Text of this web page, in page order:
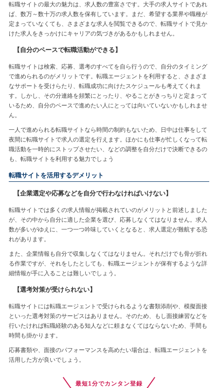
転職サイトの最大の魅力は、求人数の豊富さです。大手の求人サイトであれ
ば、数万～数十万の求人数を保有しています。まだ、希望する業界や職種が
定まっていなくても、さまざまな求人を閲覧できるので、転職サイトで見か
けた求人をきっかけにキャリアの気づきがあるかもしれません。
【自分のペースで転職活動ができる】
転職サイトは検索、応募、選考のすべてを自ら行うので、自分のタイミング
で進められるのがメリットです。転職エージェントを利用すると、さまざま
なサポートを受けらたり、転職成功に向けたスケジュールも考えてくれま
す。しかし、その分連絡を頻繁にとったり、やることがきっちりと定まって
いるため、自分のペースで進めたい人にとっては向いていないかもしれませ
ん。
一人で進められる転職サイトなら時間の制約もないため、日中は仕事をして
夜間に転職サイトで求人の選定を行えます。ほかにも仕事が忙しくなって転
職活動を一時的にストップさせたい、などの調整を自分だけで決断できるの
も、転職サイトを利用する魅力でしょう
転職サイトを活用するデメリット
【企業選定や応募などを自分で行わなければいけない】
転職サイトでは多くの求人情報が掲載されていのがメリットと前述しました
が、その中から自分に適した企業を選び、応募しなくてはなりません。求人
数が多いがゆえに、一つ一つ吟味していくとなると、求人選定が難航する恐
れがあります。
また、企業情報も自分で収集しなくてはなりません。それだけでも骨が折れ
る作業ですが、それをしたとしても、転職エージェントが保有するような詳
細情報が手に入ることは難しいでしょう。
【選考対策が受けられない】
転職サイトには転職エージェントで受けられるような書類添削や、模擬面接
といった選考対策のサービスはありません。そのため、もし面接練習などを
行いたければ転職経験のある知人などに頼まなくてはならないため、手間も
時間も掛かります。
応募書類や、面接のパフォーマンスを高めたい場合は、転職エージェントを
活用した方が良いでしょう。
最短1分でカンタン登録